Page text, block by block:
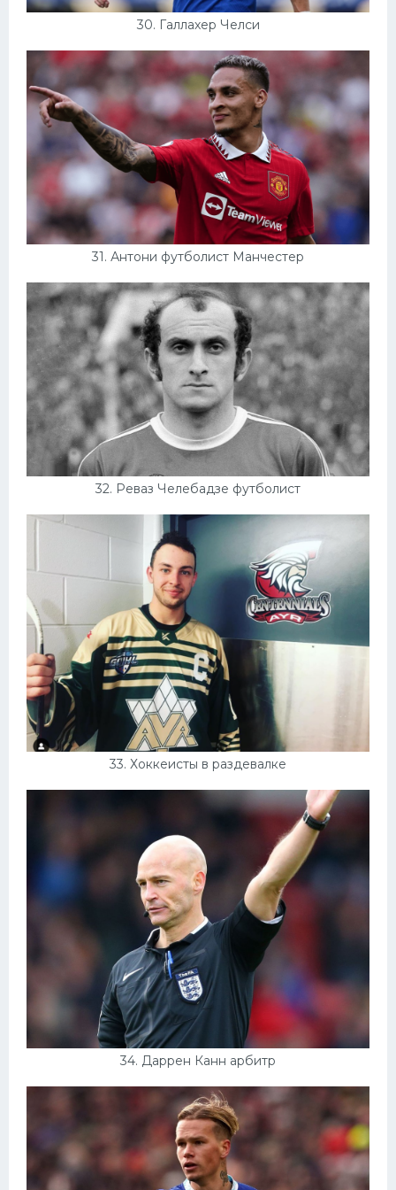
30. Галлахер Челси
31. Антони футболист Манчестер
32. Реваз Челебадзе футболист
33. Хоккеисты в раздевалке
34. Даррен Канн арбитр